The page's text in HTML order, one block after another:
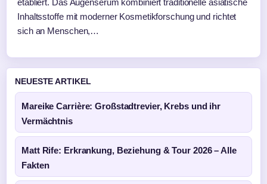
etabliert. Das Augenserum kombiniert traditionelle asiatische
Inhaltsstoffe mit moderner Kosmetikforschung und richtet
sich an Menschen,…
NEUESTE ARTIKEL
Mareike Carrière: Großstadtrevier, Krebs und ihr
Vermächtnis
Matt Rife: Erkrankung, Beziehung & Tour 2026 – Alle
Fakten